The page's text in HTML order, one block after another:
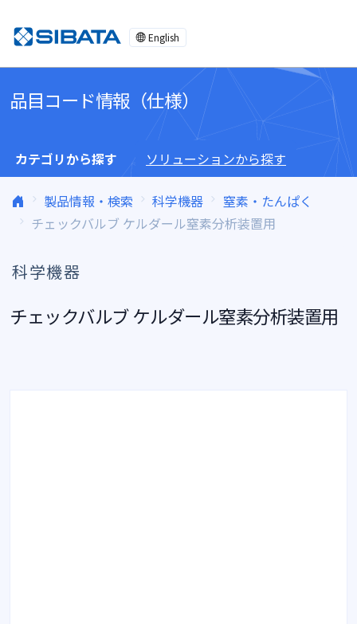
English
品目コード情報（仕様）
カテゴリから探す ソリューションから探す
製品情報・検索 科学機器
窒素・たんぱく
チェックバルブ ケルダール窒素分析装置用
科学機器
チェックバルブ ケルダール窒素分析装置用